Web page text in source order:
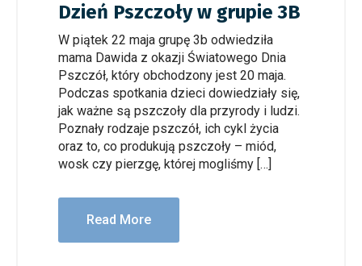
Dzień Pszczoły w grupie 3B
W piątek 22 maja grupę 3b odwiedziła
mama Dawida z okazji Światowego Dnia
Pszczół, który obchodzony jest 20 maja.
Podczas spotkania dzieci dowiedziały się,
jak ważne są pszczoły dla przyrody i ludzi.
Poznały rodzaje pszczół, ich cykl życia
oraz to, co produkują pszczoły – miód,
wosk czy pierzgę, której mogliśmy […]
Read More